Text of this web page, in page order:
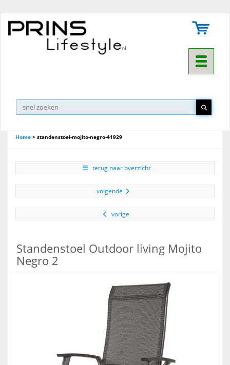
Toggle
Home > standenstoel-mojito-negro-41929
terug naar overzicht
volgende
vorige
Standenstoel Outdoor living Mojito
Negro 2